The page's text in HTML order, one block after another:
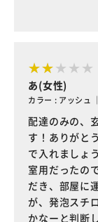
あ(女性)
カラー : アッシュ
配達のみの、
す！ありがと
で入れましょ
室用だったの
だき、部屋に
が、発泡スチ
かなーと判断